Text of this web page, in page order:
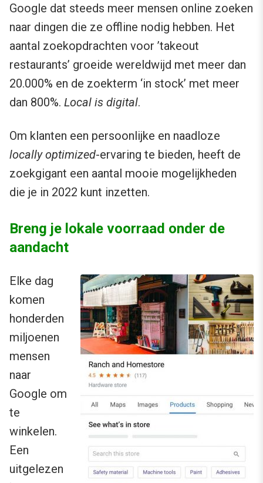
Google dat steeds meer mensen online zoeken
naar dingen die ze offline nodig hebben. Het
aantal zoekopdrachten voor ’takeout
restaurants’ groeide wereldwijd met meer dan
20.000% en de zoekterm ‘in stock’ met meer
dan 800%. Local is digital.
Om klanten een persoonlijke en naadloze
locally optimized-ervaring te bieden, heeft de
zoekgigant een aantal mooie mogelijkheden
die je in 2022 kunt inzetten.
Breng je lokale voorraad onder de
aandacht
Elke dag
komen
honderden
miljoenen
mensen
naar
Google om
te
winkelen.
Een
uitgelezen